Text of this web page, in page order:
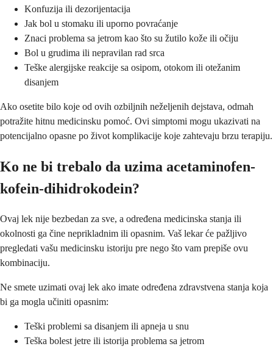
Konfuzija ili dezorijentacija
Jak bol u stomaku ili uporno povraćanje
Znaci problema sa jetrom kao što su žutilo kože ili očiju
Bol u grudima ili nepravilan rad srca
Teške alergijske reakcije sa osipom, otokom ili otežanim
disanjem
Ako osetite bilo koje od ovih ozbiljnih neželjenih dejstava, odmah
potražite hitnu medicinsku pomoć. Ovi simptomi mogu ukazivati na
potencijalno opasne po život komplikacije koje zahtevaju brzu terapiju.
Ko ne bi trebalo da uzima acetaminofen-
kofein-dihidrokodein?
Ovaj lek nije bezbedan za sve, a određena medicinska stanja ili
okolnosti ga čine neprikladnim ili opasnim. Vaš lekar će pažljivo
pregledati vašu medicinsku istoriju pre nego što vam prepiše ovu
kombinaciju.
Ne smete uzimati ovaj lek ako imate određena zdravstvena stanja koja
bi ga mogla učiniti opasnim:
Teški problemi sa disanjem ili apneja u snu
Teška bolest jetre ili istorija problema sa jetrom